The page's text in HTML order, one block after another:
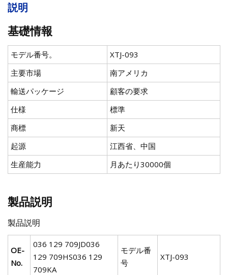
説明
基礎情報
モデル番号。
XTJ-093
主要市場
南アメリカ
輸送パッケージ
顧客の要求
仕様
標準
商標
新天
起源
江西省、中国
生産能力
月あたり30000個
製品説明
製品説明
OE-
No.
036 129 709JD036
129 709HS036 129
709KA
モデル番
号
XTJ-093